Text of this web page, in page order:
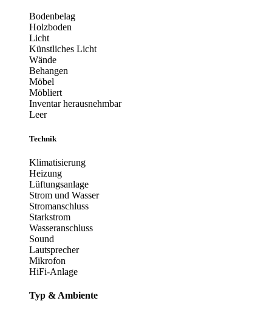
Bodenbelag
Holzboden
Licht
Künstliches Licht
Wände
Behangen
Möbel
Möbliert
Inventar herausnehmbar
Leer
Technik
Klimatisierung
Heizung
Lüftungsanlage
Strom und Wasser
Stromanschluss
Starkstrom
Wasseranschluss
Sound
Lautsprecher
Mikrofon
HiFi-Anlage
Typ & Ambiente